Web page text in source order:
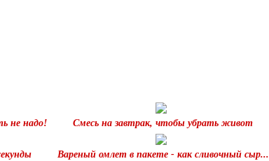
не надо! Смесь на завтрак, чтобы убрать живот
Вареный омлет в пакете - как сливочный сыр...